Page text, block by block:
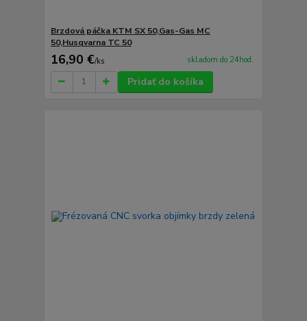
Brzdová páčka KTM SX 50,Gas-Gas MC
50,Husqvarna TC 50
16,90 €/ks skladom do 24hod.
Pridať do košíka